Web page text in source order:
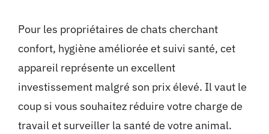
Pour les propriétaires de chats cherchant
confort, hygiène améliorée et suivi santé, cet
appareil représente un excellent
investissement malgré son prix élevé. Il vaut le
coup si vous souhaitez réduire votre charge de
travail et surveiller la santé de votre animal.